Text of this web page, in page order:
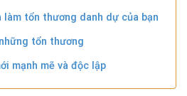
tổn thương danh dự của bạn
tổn thương
mạnh mẽ và độc lập